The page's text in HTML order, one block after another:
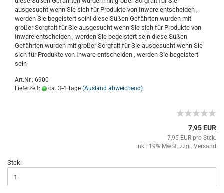
ausgesucht wenn Sie sich für Produkte von Inware entscheiden ,
werden Sie begeistert sein! diese Süßen Gefährten wurden mit
großer Sorgfalt für Sie ausgesucht wenn Sie sich für Produkte von
Inware entscheiden , werden Sie begeistert sein diese Süßen
Gefährten wurden mit großer Sorgfalt für Sie ausgesucht wenn Sie
sich für Produkte von Inware entscheiden , werden Sie begeistert
sein
Art.Nr.: 6900
Lieferzeit:
ca. 3-4 Tage (Ausland abweichend)
7,95 EUR
7,95 EUR pro Stck.
inkl. 19% MwSt. zzgl. Versand
Stck: